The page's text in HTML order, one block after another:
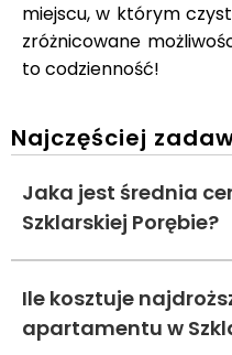
miejscu, w którym
zróżnicowane
to codzienność!
Najczęściej
Jaka jest średnia
Szklarskiej Porębie?
Ile kosztuje
apartamentu w